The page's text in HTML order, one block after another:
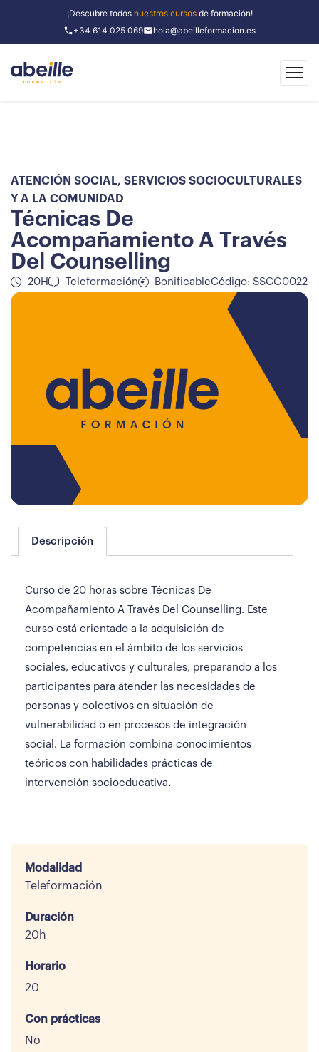
¡Descubre todos nuestros cursosde formación!
+34 614 025 069
hola@abeilleformacion.es
ATENCIÓN SOCIAL, SERVICIOS SOCIOCULTURALES
Y A LA COMUNIDAD
Técnicas De
Acompañamiento A Través
Del Counselling
20H Teleformación BonificableCódigo: SSCG0022
Descripción
Curso de 20 horas sobre Técnicas De
Acompañamiento A Través Del Counselling. Este
curso está orientado a la adquisición de
competencias en el ámbito de los servicios
sociales, educativos y culturales, preparando a los
participantes para atender las necesidades de
personas y colectivos en situación de
vulnerabilidad o en procesos de integración
social. La formación combina conocimientos
teóricos con habilidades prácticas de
intervención socioeducativa.
Modalidad
Teleformación
Duración
20h
Horario
20
Con prácticas
No